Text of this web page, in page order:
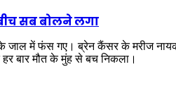
सब बोलने लगा
के जाल में फंस गए। ब्रेन कैंसर के मरीज
बार मौत के मुंह से बच निकला।